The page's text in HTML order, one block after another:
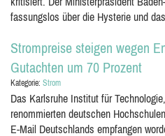
fassungslos über die Hysterie und
Strompreise steigen wegen
Gutachten um 70 Prozent
Kategorie: Strom
Das Karlsruhe Institut für
renommierten deutschen
E-Mail Deutschlands empfangen